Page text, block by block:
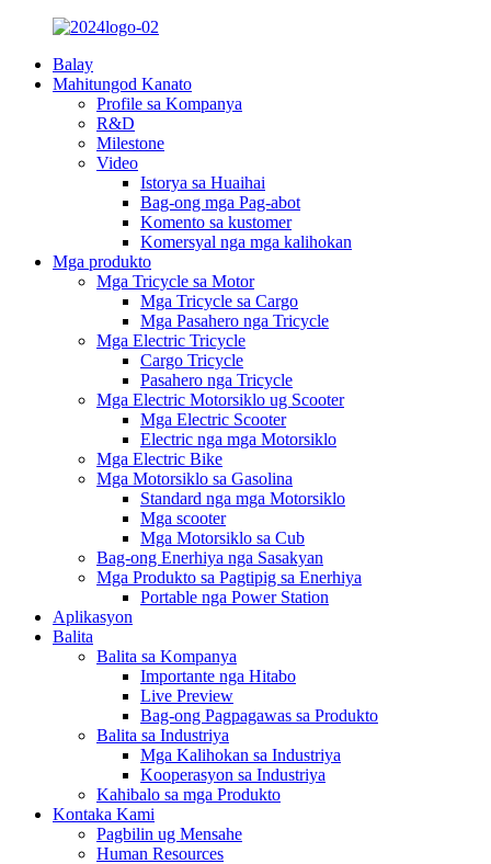
Balay
Mahitungod Kanato
Profile sa Kompanya
R&D
Milestone
Video
Istorya sa Huaihai
Bag-ong mga Pag-abot
Komento sa kustomer
Komersyal nga mga kalihokan
Mga produkto
Mga Tricycle sa Motor
Mga Tricycle sa Cargo
Mga Pasahero nga Tricycle
Mga Electric Tricycle
Cargo Tricycle
Pasahero nga Tricycle
Mga Electric Motorsiklo ug Scooter
Mga Electric Scooter
Electric nga mga Motorsiklo
Mga Electric Bike
Mga Motorsiklo sa Gasolina
Standard nga mga Motorsiklo
Mga scooter
Mga Motorsiklo sa Cub
Bag-ong Enerhiya nga Sasakyan
Mga Produkto sa Pagtipig sa Enerhiya
Portable nga Power Station
Aplikasyon
Balita
Balita sa Kompanya
Importante nga Hitabo
Live Preview
Bag-ong Pagpagawas sa Produkto
Balita sa Industriya
Mga Kalihokan sa Industriya
Kooperasyon sa Industriya
Kahibalo sa mga Produkto
Kontaka Kami
Pagbilin ug Mensahe
Human Resources